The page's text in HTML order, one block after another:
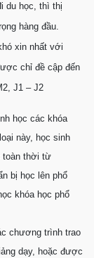
du học, thì thị
hàng đầu.
xin nhất với
chỉ đề cập đến
J1 – J2
học các khóa
này, học sinh
toàn thời từ
bị học lên phổ
khóa học phổ
chương trình trao
dạy, hoặc được